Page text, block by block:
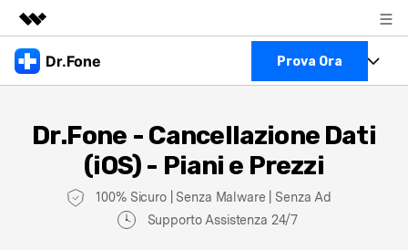
Prodotti in evidenza
Panoramica
Sala stampa
Dr.Fone Prova Ora
Visualizza il Full Toolkit >
Per Desktop
Recupero dati Android
Dr.Fone - Cancellazione Dati
(iOS) - Piani e Prezzi
100% Sicuro | Senza Malware | Senza Ad
Supporto Assistenza 24/7